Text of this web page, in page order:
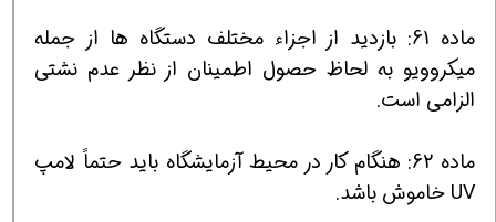
ماده 61: بازدید از اجزاء مختلف دستگاه ها از جمله
میكروویو به لحاظ حصول اطمینان از نظر عدم نشتی
الزامی است.
ماده 62: هنگام كار در محیط آزمایشگاه باید حتماً لامپ
UV خاموش باشد.